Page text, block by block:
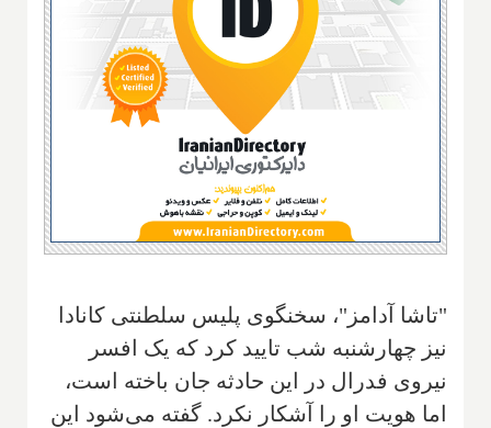
"تاشا آدامز"، سخنگوی پلیس سلطنتی کانادا
نیز چهارشنبه شب تایید کرد که یک افسر
نیروی فدرال در این حادثه جان باخته است،
اما هویت او را آشکار نکرد. گفته می‌شود این